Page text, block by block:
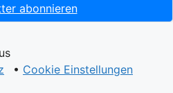
abonnieren
• Cookie Einstellungen